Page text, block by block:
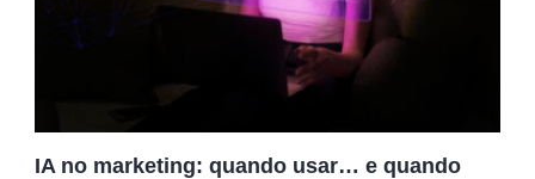
IA no marketing: quando usar… e quando